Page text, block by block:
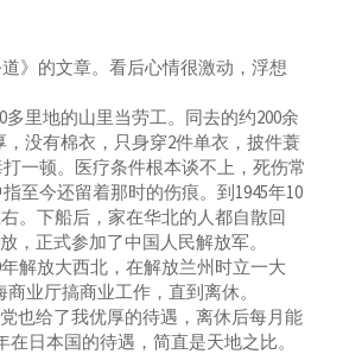
》的文章。看后心情很激动，浮想
里地的山里当劳工。同去的约200余
没有棉衣，只身穿2件单衣，披件蓑
一顿。医疗条件根本谈不上，死伤常
至今还留着那时的伤痕。到1945年10
。下船后，家在华北的人都自散回
，正式参加了中国人民解放军。
解放大西北，在解放兰州时立一大
业厅搞商业工作，直到离休。
也给了我优厚的待遇，离休后每月能
日本国的待遇，简直是天地之比。